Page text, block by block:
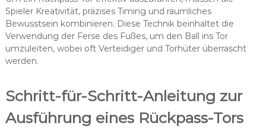
Spieler Kreativität, präzises Timing und räumliches
Bewusstsein kombinieren. Diese Technik beinhaltet die
Verwendung der Ferse des Fußes, um den Ball ins Tor
umzuleiten, wobei oft Verteidiger und Torhüter überrascht
werden.
Schritt-für-Schritt-Anleitung zur
Ausführung eines Rückpass-Tors